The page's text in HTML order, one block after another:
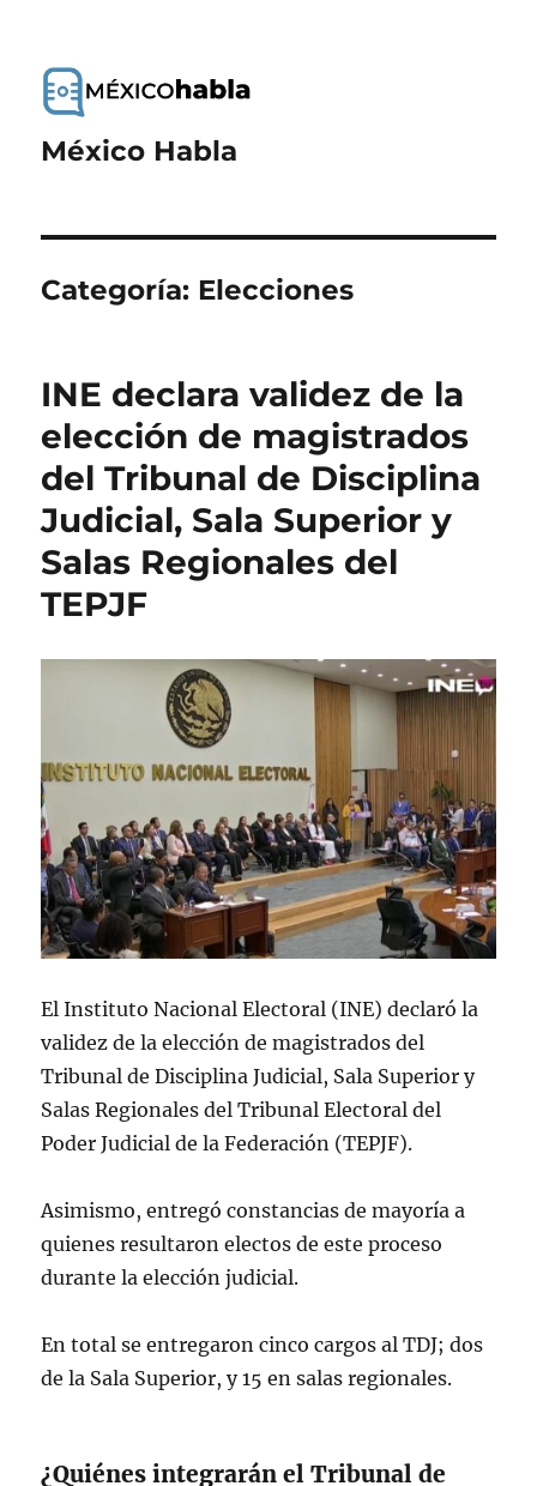
México Habla
Categoría: Elecciones
INE declara validez de la
elección de magistrados
del Tribunal de Disciplina
Judicial, Sala Superior y
Salas Regionales del
TEPJF
El Instituto Nacional Electoral (INE) declaró la
validez de la elección de magistrados del
Tribunal de Disciplina Judicial, Sala Superior y
Salas Regionales del Tribunal Electoral del
Poder Judicial de la Federación (TEPJF).
Asimismo, entregó constancias de mayoría a
quienes resultaron electos de este proceso
durante la elección judicial.
En total se entregaron cinco cargos al TDJ; dos
de la Sala Superior, y 15 en salas regionales.
¿Quiénes integrarán el Tribunal de